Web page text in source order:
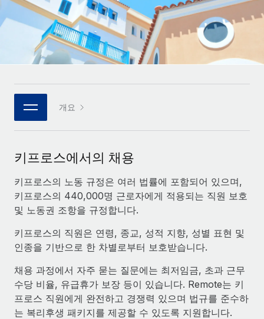
플랫폼
팀을 위한 통합된 핵심 HR 기능
연결
새로운
통합
핵심 비즈니스 도구로 프로세스를 간소화
전문가 상담
글로벌 인사 및 규정 준수 업무 처리에 전문가 지원 제공
신원 조사
Compliance Watchtower
기기 관리
전 세계 IT 장비 제공 및 추적 관리
엔터프라이즈
대기업을 위한 글로벌 HR
REMOTE 파트너 되기
플랫폼에 글로벌 HR을 유연하게 통합
Remote와의 파트너십 기회 탐색
Remote Build 곧 제공 예정
사례 연구
HR 용어집
체크리스트 및 템플릿
직무 설명 라이브러리
이벤트
급여 및 인재 인사이트
지원받기
글로벌 급여
EOR 및 PEO
Italiano
Português (Portugal)
한국어
개요
키프로스에서의 채용
키프로스의 노동 규정은 여러 법률에 포함되어 있으며,
키프로스의 440,000명 근로자에게 적용되는 직원 보호
및 노동권 조항을 규정합니다.
키프로스의 직원은 연령, 종교, 성적 지향, 성별 표현 및
인종을 기반으로 한 차별로부터 보호받습니다.
채용 과정에서 자주 묻는 질문에는 최저임금, 초과 근무
수당 비율, 유급휴가 보장 등이 있습니다. Remote는 키
프로스 직원에게 완전하고 경쟁력 있으며 법규를 준수하
는 복리후생 패키지를 제공할 수 있도록 지원합니다.